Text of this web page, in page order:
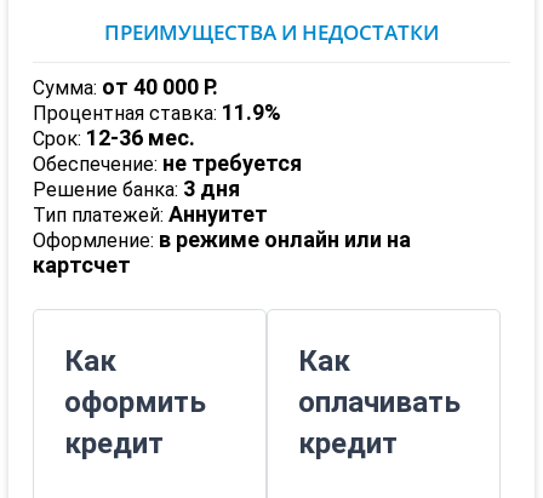
ПРЕИМУЩЕСТВА И НЕДОСТАТКИ
Сумма: от 40 000 Р.
Процентная ставка: 11.9%
Срок: 12-36 мес.
Обеспечение: не требуется
Решение банка: 3 дня
Тип платежей: Аннуитет
Оформление: в режиме онлайн или на
картсчет
Как
оформить
кредит
Как
оплачивать
кредит